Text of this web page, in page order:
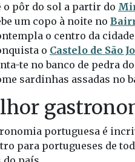
o pôr do sol a partir do
um copo à noite no
o centro da
o Castelo de São
te no banco de pedra do
sardinhas assadas no
portuguesa é
para portugueses de